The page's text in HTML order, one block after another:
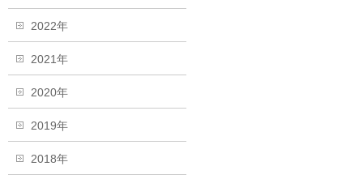
2022年
2021年
2020年
2019年
2018年